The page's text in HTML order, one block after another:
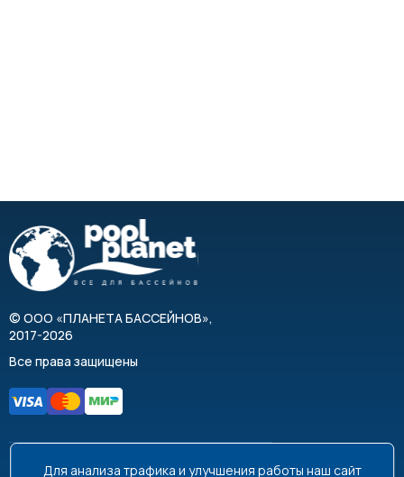
© ООО «ПЛАНЕТА БАССЕЙНОВ»,
2017-2026
Все права защищены
Для анализа трафика и улучшения работы наш сайт